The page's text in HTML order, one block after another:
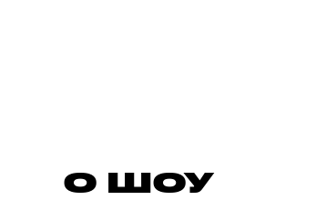
О ШОУ